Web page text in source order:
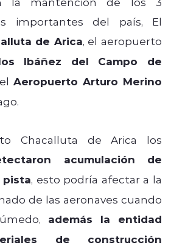
importantes del país, El
de Arica, el aeropuerto
Ibáñez del Campo de
Aeropuerto Arturo Merino
Chacalluta de Arica los
acumulación de
pista, esto podría afectar a la
de las aeronaves cuando
además la entidad
de construcción